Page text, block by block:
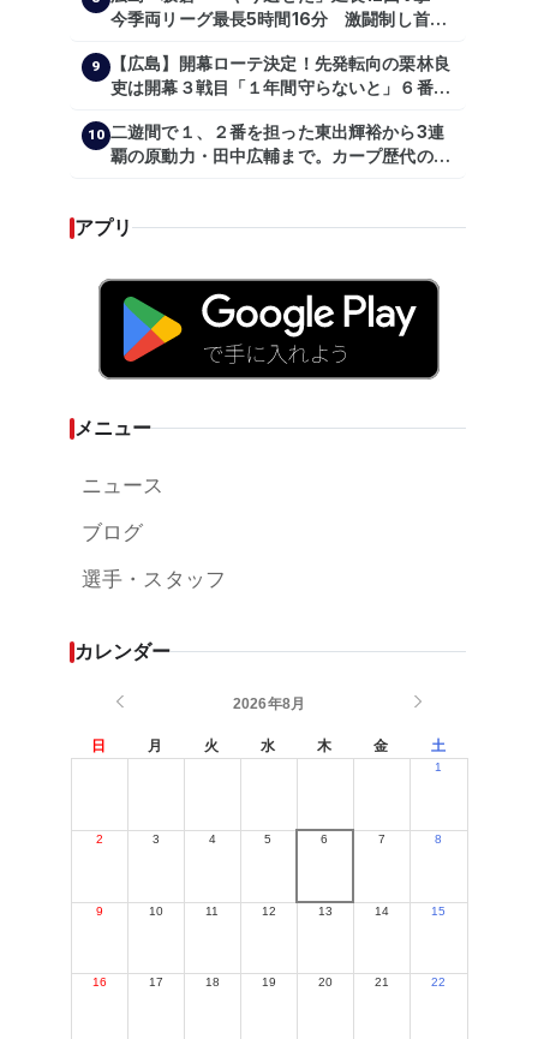
今季両リーグ最長5時間16分 激闘制し首位
9
【広島】開幕ローテ決定！先発転向の栗林良
吏は開幕３戦目「１年間守らないと」６番手
10 二遊間で１、２番を担った東出輝裕から3連
覇の原動力・田中広輔まで。カープ歴代のシ
アプリ
メニュー
ニュース
ブログ
選手・スタッフ
カレンダー
2026年8月
日 月 火 水 木 金 土
1
2 3 4 5 6 7 8
9 10 11 12 13 14 15
16 17 18 19 20 21 22